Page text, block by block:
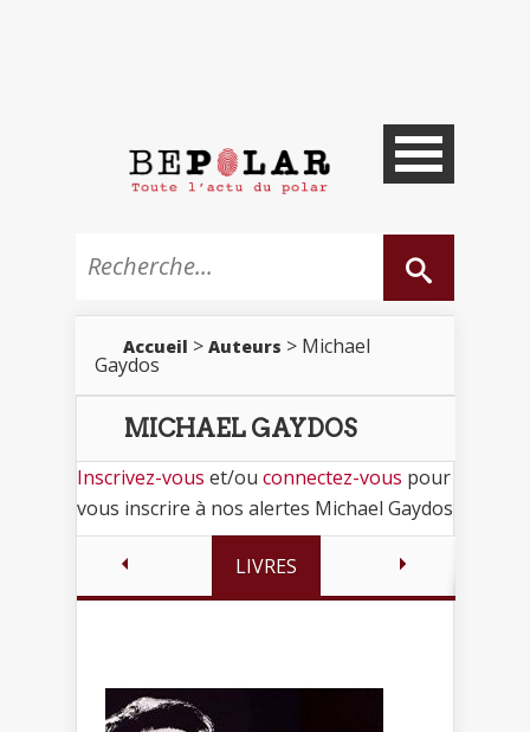
Accueil > Auteurs > Michael
Gaydos
MICHAEL GAYDOS
Inscrivez-vous et/ou connectez-vous pour
vous inscrire à nos alertes Michael Gaydos
LIVRES